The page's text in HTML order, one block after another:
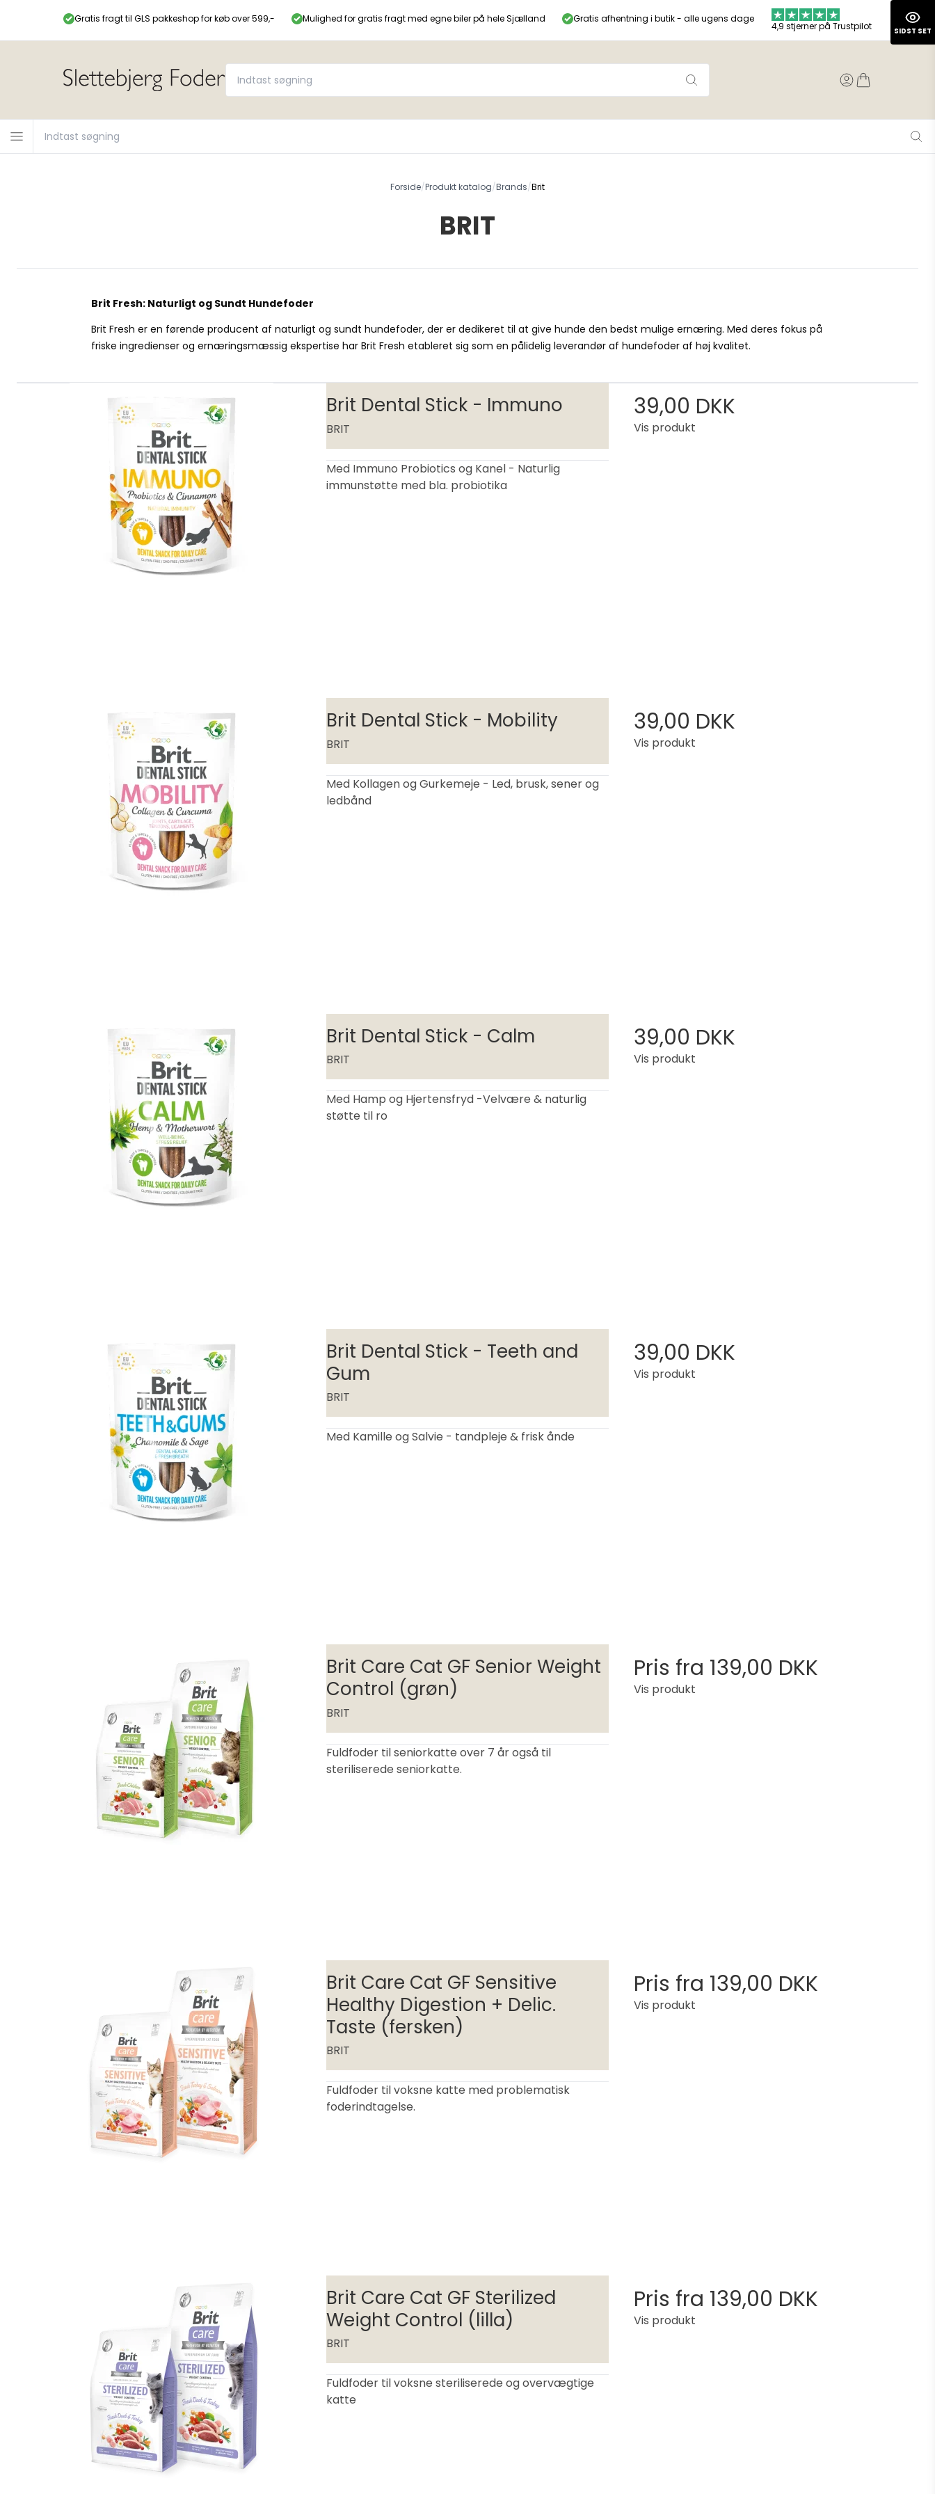
Gratis fragt til GLS pakkeshop for køb over 599,- Mulighed for gratis fragt med egne biler på hele Sjælland Gratis afhentning i butik - alle ugens dage
4,9 stjerner på Trustpilot
Forside/Produkt katalog/Brands/Brit
BRIT
Brit Fresh: Naturligt og Sundt Hundefoder
Brit Fresh er en førende producent af naturligt og sundt hundefoder, der er dedikeret til at give hunde den bedst mulige ernæring. Med deres fokus på
friske ingredienser og ernæringsmæssig ekspertise har Brit Fresh etableret sig som en pålidelig leverandør af hundefoder af høj kvalitet.
Brit Dental Stick - Immuno
BRIT
Med Immuno Probiotics og Kanel - Naturlig
immunstøtte med bla. probiotika
39,00 DKK
Vis produkt
Brit Dental Stick - Mobility
BRIT
Med Kollagen og Gurkemeje - Led, brusk, sener og
ledbånd
39,00 DKK
Vis produkt
Brit Dental Stick - Calm
BRIT
Med Hamp og Hjertensfryd -Velvære & naturlig
støtte til ro
39,00 DKK
Vis produkt
Brit Dental Stick - Teeth and
Gum
BRIT
Med Kamille og Salvie - tandpleje & frisk ånde
39,00 DKK
Vis produkt
Brit Care Cat GF Senior Weight
Control (grøn)
BRIT
Fuldfoder til seniorkatte over 7 år også til
steriliserede seniorkatte.
Pris fra 139,00 DKK
Vis produkt
Brit Care Cat GF Sensitive
Healthy Digestion + Delic.
Taste (fersken)
BRIT
Fuldfoder til voksne katte med problematisk
foderindtagelse.
Pris fra 139,00 DKK
Vis produkt
Brit Care Cat GF Sterilized
Weight Control (lilla)
BRIT
Fuldfoder til voksne steriliserede og overvægtige
katte
Pris fra 139,00 DKK
Vis produkt
SIDST SET